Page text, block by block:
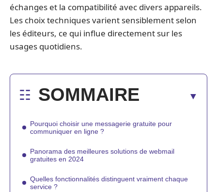
échanges et la compatibilité avec divers appareils.
Les choix techniques varient sensiblement selon
les éditeurs, ce qui influe directement sur les
usages quotidiens.
SOMMAIRE
Pourquoi choisir une messagerie gratuite pour
communiquer en ligne ?
Panorama des meilleures solutions de webmail
gratuites en 2024
Quelles fonctionnalités distinguent vraiment chaque
service ?